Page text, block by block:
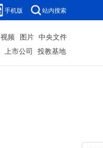
手机版 站内搜索
视频 图片 中央文件
上市公司 投教基地